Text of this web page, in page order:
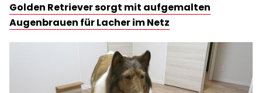
Golden Retriever sorgt mit aufgemalten
Augenbrauen für Lacher im Netz